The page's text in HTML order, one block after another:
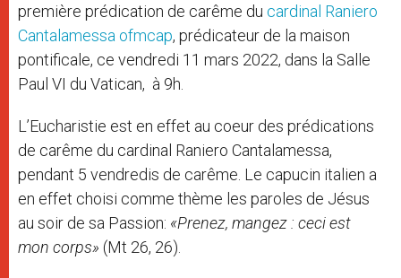
première prédication de carême du cardinal Raniero
Cantalamessa ofmcap, prédicateur de la maison
pontificale, ce vendredi 11 mars 2022, dans la Salle
Paul VI du Vatican, à 9h.
L’Eucharistie est en effet au coeur des prédications
de carême du cardinal Raniero Cantalamessa,
pendant 5 vendredis de carême. Le capucin italien a
en effet choisi comme thème les paroles de Jésus
au soir de sa Passion: «Prenez, mangez : ceci est
mon corps» (Mt 26, 26).